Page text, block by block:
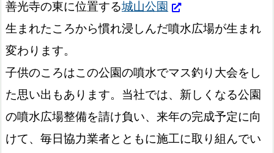
善光寺の東に位置する城山公園
生まれたころから慣れ浸しんだ噴水広場が生まれ
変わります。
子供のころはこの公園の噴水でマス釣り大会をし
た思い出もあります。当社では、新しくなる公園
の噴水広場整備を請け負い、来年の完成予定に向
けて、毎日協力業者とともに施工に取り組んでい